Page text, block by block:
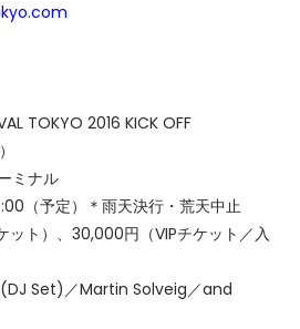
TOKYO 2016 KICK OFF
ミナル
（予定）＊雨天決行・荒天中止
ット）、30,000円（VIPチケット／入
Set)／Martin Solveig／and